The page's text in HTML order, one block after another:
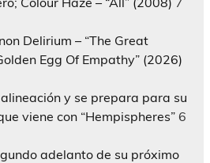
Delirium – “The Great
Egg Of Empathy” (2026)
y se prepara para su
viene con “Hempispheres” 6
adelanto de su próximo